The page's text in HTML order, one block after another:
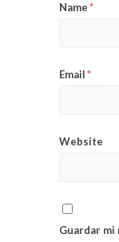
Name*
Email*
Website
Guardar